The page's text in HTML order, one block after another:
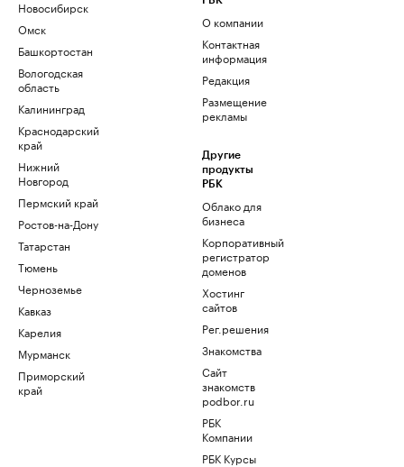
Новосибирск
Омск
Башкортостан
Вологодская
область
Калининград
Краснодарский
край
Нижний
Новгород
Пермский край
Ростов-на-Дону
Татарстан
Тюмень
Черноземье
Кавказ
Карелия
Мурманск
Приморский
край
О компании
Контактная
информация
Редакция
Размещение
рекламы
Другие
продукты
РБК
Облако для
бизнеса
Корпоративный
регистратор
доменов
Хостинг
сайтов
Рег.решения
Знакомства
Сайт
знакомств
podbor.ru
РБК
Компании
РБК Курсы